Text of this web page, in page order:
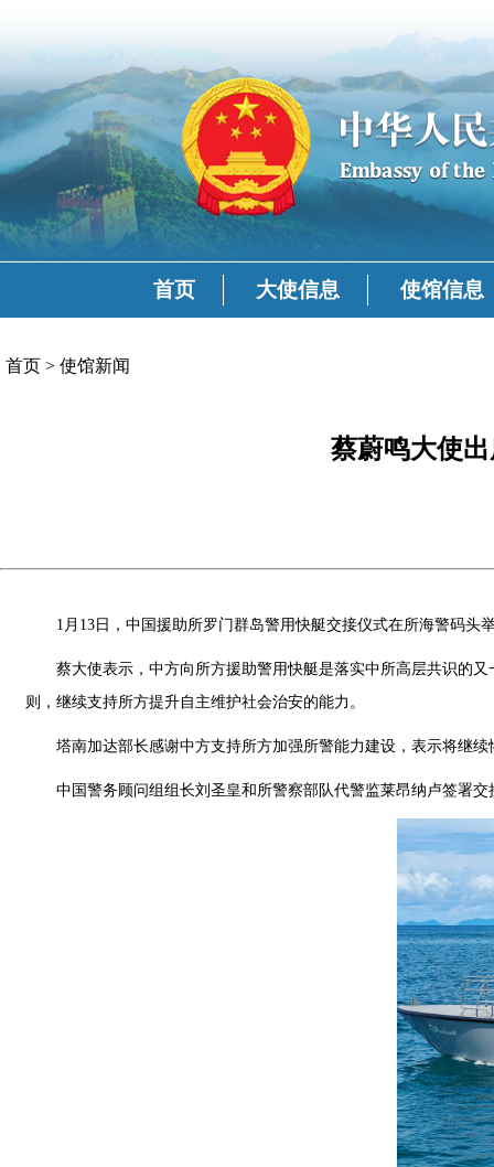
首页 大使信息 使馆信息
首页 > 使馆新闻
蔡蔚鸣大使
1月13日，中国援助所罗门群岛警用快艇交接仪式在所海警码
蔡大使表示，中方向所方援助警用快艇是落实中所高层共识的
则，继续支持所方提升自主维护社会治安的能力。
塔南加达部长感谢中方支持所方加强所警能力建设，表示将继
中国警务顾问组组长刘圣皇和所警察部队代警监莱昂纳卢签署